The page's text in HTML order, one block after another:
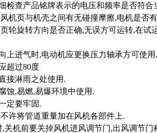
检查产品铭牌表示的电压和频率是否符
机页与机壳之间有无碰撞摩擦,电机是否
轮旋转方向是否正确,无误方可运转,在
上进气时,电动机应更换压力轴承方可使用.
超过80度
接淋雨之处使用.
蚀,易燃,易爆环境中使用.
定要牢固.
许将管道重量加在风机各部件上.
关机前要关掉风机进风调节门,出风调节